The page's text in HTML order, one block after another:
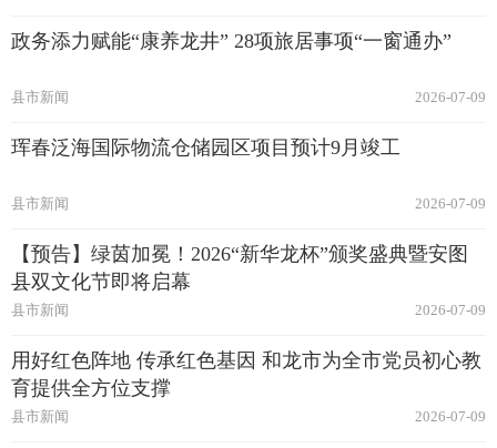
政务添力赋能“康养龙井” 28项旅居事项“一窗通办”
2026-07-09
县市新闻
珲春泛海国际物流仓储园区项目预计9月竣工
2026-07-09
县市新闻
【预告】绿茵加冕！2026“新华龙杯”颁奖盛典暨安图
县双文化节即将启幕
2026-07-09
县市新闻
用好红色阵地 传承红色基因 和龙市为全市党员初心教
育提供全方位支撑
2026-07-09
县市新闻